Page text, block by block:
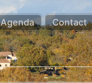
Agenda Contact